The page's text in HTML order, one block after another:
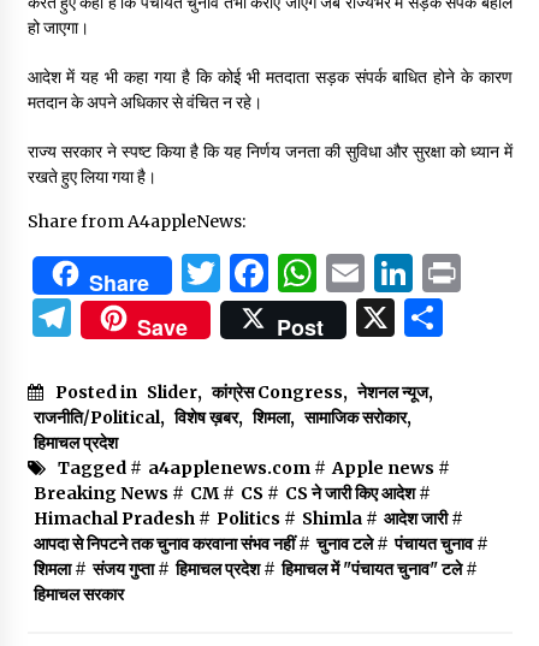
हो जाएगा।
आदेश में यह भी कहा गया है कि कोई भी मतदाता सड़क संपर्क बाधित होने के कारण
मतदान के अपने अधिकार से वंचित न रहे।
राज्य सरकार ने स्पष्ट किया है कि यह निर्णय जनता की सुविधा और सुरक्षा को ध्यान में
रखते हुए लिया गया है।
Share from A4appleNews:
Share Twitter
Facebook
WhatsApp
Email
Telegram
Save Post X
Posted in Slider, कांग्रेस Congress, नेशनल न्यूज,
राजनीति/Political, विशेष ख़बर, शिमला, सामाजिक सरोकार,
हिमाचल प्रदेश
Tagged # a4applenews.com # Apple news #
Breaking News # CM# CS # CS ने जारी किए आदेश#
Himachal Pradesh # Politics # Shimla# आदेश जारी#
आपदा से निपटने तक चुनाव करवाना संभव नहीं# चुनाव टले# पंचायत चुनाव#
शिमला# संजय गुप्ता# हिमाचल प्रदेश# हिमाचल में "पंचायत चुनाव" टले#
हिमाचल सरकार